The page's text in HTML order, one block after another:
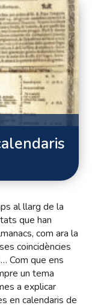
al llarg de la
que han
com ara la
coincidències
Com que ens
un tema
a explicar
en calendaris de